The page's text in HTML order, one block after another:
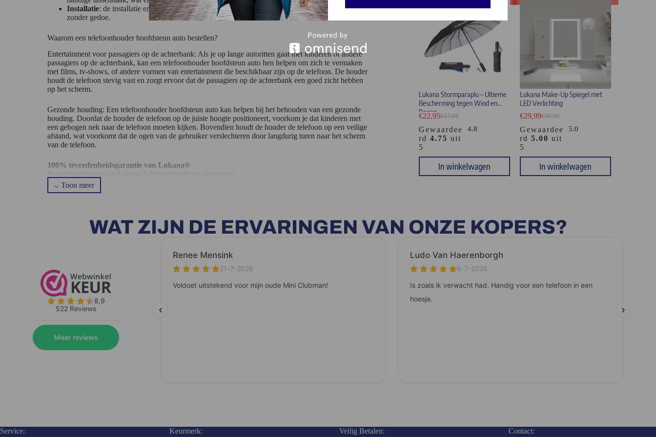
Installatie: de installatie en verwijdering van de telefoonhouder verlopen vlot en gemakkelijk,
zonder gedoe.
Waarom een telefoonhouder hoofdsteun auto bestellen?
Entertainment voor passagiers op de achterbank: Als je op lange autoritten gaat met kinderen of andere
passagiers op de achterbank, kan een telefoonhouder hoofdsteun auto hen helpen om zich te vermaken
met films, tv-shows, of andere vormen van entertainment die beschikbaar zijn op de telefoon. De houder
houdt de telefoon stevig vast en zorgt ervoor dat de passagiers op de achterbank een goed zicht hebben
op het scherm.
Gezonde houding: Een telefoonhouder hoofdsteun auto kan helpen bij het behouden van een gezonde
houding. Doordat de houder de telefoon op de juiste hoogte positioneert, voorkom je dat kinderen met
een gebogen nek naar de telefoon moeten kijken. Bovendien houdt de houder de telefoon op een veilige
afstand, wat voorkomt dat de ogen van de gebruiker verslechteren door langdurig turen naar het scherm
van de telefoon.
100% tevredenheidsgarantie vanLukana®
Bestel vandaag nog je Lukana Telefoonhouder en geniet van:
Gratis verzending met Track and Trace
Lukana Stormparaplu – Ultieme
Bescherming tegen Wind en
Regen €27,95
€22,95
Gewaardee
rd 4.75 uit
5
4.8
In winkelwagen
Lukana Make-Up Spiegel met
LED Verlichting
€39,99
€29,99
Gewaardee
rd 5.00 uit
5
5.0
In winkelwagen
WAT ZIJN DE ERVARINGEN VAN ONZE KOPERS?
Service: Keurmerk: Veilig Betalen: Contact: